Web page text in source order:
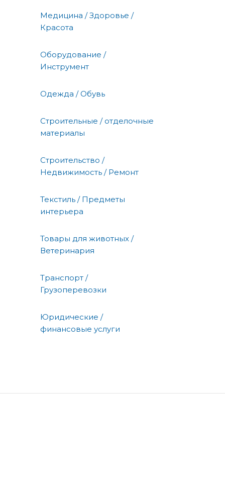
Медицина / Здоровье /
Красота
Оборудование /
Инструмент
Одежда / Обувь
Строительные / отделочные
материалы
Строительство /
Недвижимость / Ремонт
Текстиль / Предметы
интерьера
Товары для животных /
Ветеринария
Транспорт /
Грузоперевозки
Юридические /
финансовые услуги